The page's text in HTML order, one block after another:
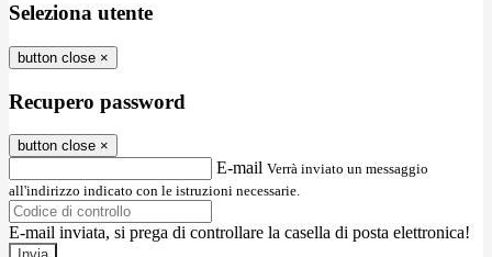
Seleziona utente
button close ×
Recupero password
button close ×
E-mail Verrà inviato un messaggio
all'indirizzo indicato con le istruzioni necessarie.
E-mail inviata, si prega di controllare la casella di posta elettronica!